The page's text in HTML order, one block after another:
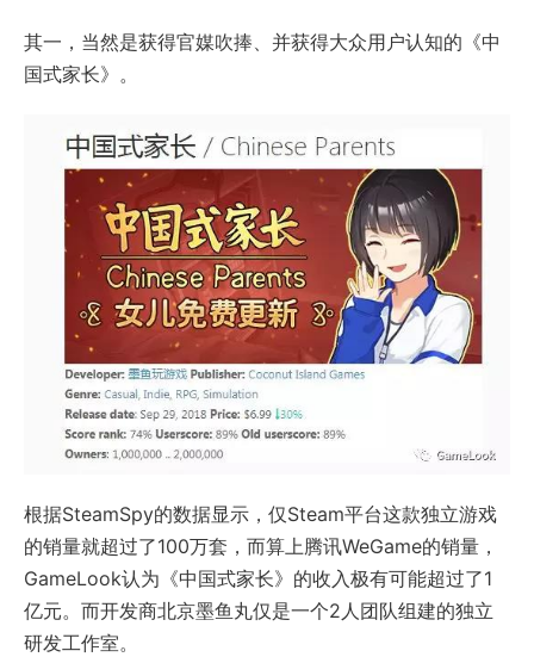
其一，当然是获得官媒吹捧、并获得大众用户认知的《中
国式家长》。
根据SteamSpy的数据显示，仅Steam平台这款独立游戏
的销量就超过了100万套，而算上腾讯WeGame的销量，
GameLook认为《中国式家长》的收入极有可能超过了1
亿元。而开发商北京墨鱼丸仅是一个2人团队组建的独立
研发工作室。